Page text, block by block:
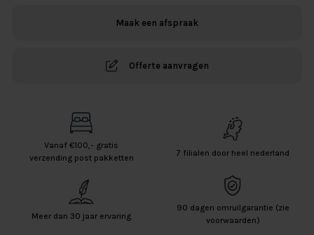
Maak een afspraak
Offerte aanvragen
Vanaf €100,- gratis
verzending post pakketten
7 filialen door heel nederland
Meer dan 30 jaar ervaring
90 dagen omruilgarantie (zie
voorwaarden)